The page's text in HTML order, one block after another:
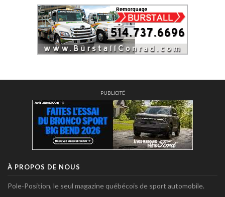
PUBLICITÉ
À PROPOS DE NOUS
Pole-Position, le seul magazine québécois de sport automobile.